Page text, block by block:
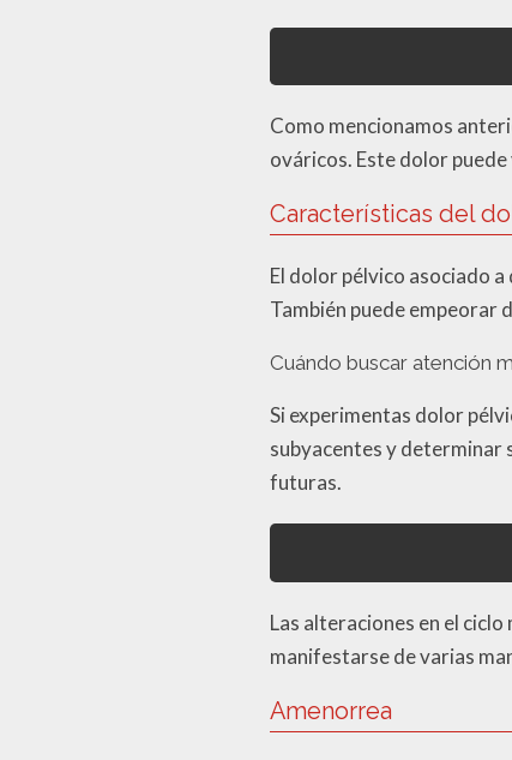
Como mencionamos
ováricos. Este dolor
Características del
El dolor pélvico asociado
También puede empeorar
Cuándo buscar atención
Si experimentas dolor
subyacentes y determinar
futuras.
Las alteraciones en el
manifestarse de varias
Amenorrea